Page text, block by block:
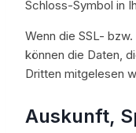
Schloss-Symbol in
Wenn die SSL-
können die Daten,
Dritten mitgelesen
Auskunft,